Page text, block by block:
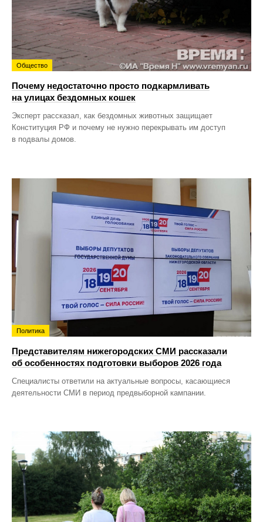
Общество
Почему недостаточно просто подкармливать
на улицах бездомных кошек
Эксперт рассказал, как бездомных животных защищает
Конституция РФ и почему не нужно перекрывать им доступ
в подвалы домов.
Политика
Представителям нижегородских СМИ рассказали
об особенностях подготовки выборов 2026 года
Специалисты ответили на актуальные вопросы, касающиеся
деятельности СМИ в период предвыборной кампании.